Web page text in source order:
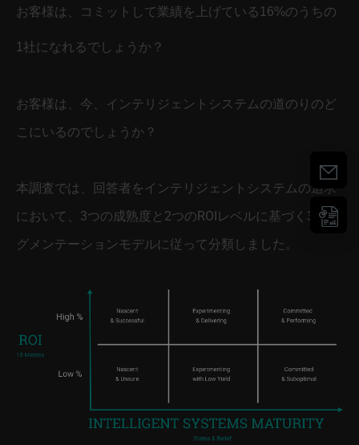
お客様は、コミットして業績を上げている16%のうちの
1社になれるでしょうか？
お客様は、今、インテリジェントシステムの道のりのど
こにいるのでしょうか？
本調査では、回答者をインテリジェントシステムの追求
において、3つの成熟度と2つのROIレベルに基づく3x2セ
グメンテーションモデルに従って分類しました。